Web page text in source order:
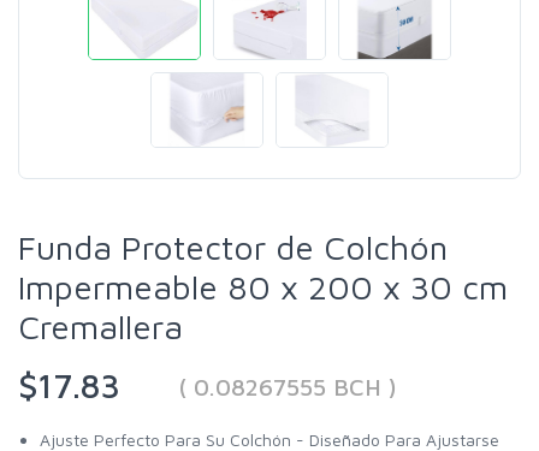
Funda Protector de Colchón
Impermeable 80 x 200 x 30 cm
Cremallera
$17.83
( 0.08267555 BCH )
Ajuste Perfecto Para Su Colchón - Diseñado Para Ajustarse